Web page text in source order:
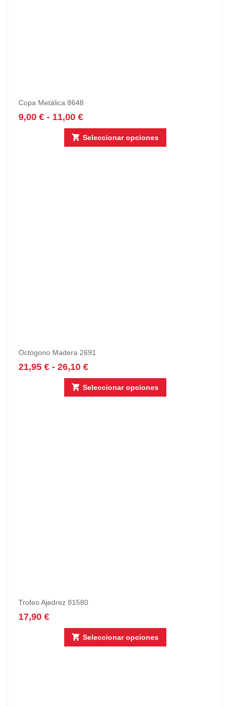
Copa Metálica 8648
9,00 € - 11,00 €
Seleccionar opciones
Octógono Madera 2691
21,95 € - 26,10 €
Seleccionar opciones
Trofeo Ajedrez 81580
17,90 €
Seleccionar opciones